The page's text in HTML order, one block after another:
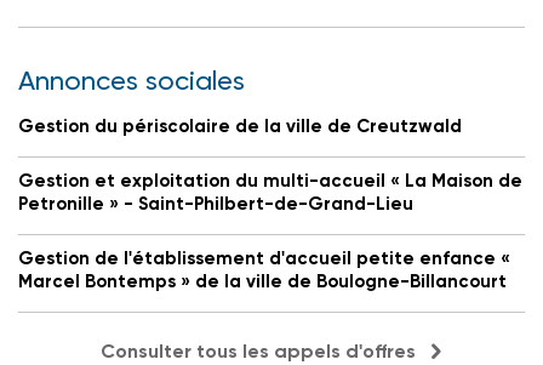
Annonces sociales
Gestion du périscolaire de la ville de Creutzwald
Gestion et exploitation du multi-accueil « La Maison de
Petronille » - Saint-Philbert-de-Grand-Lieu
Gestion de l'établissement d'accueil petite enfance «
Marcel Bontemps » de la ville de Boulogne-Billancourt
Consulter tous les appels d'offres